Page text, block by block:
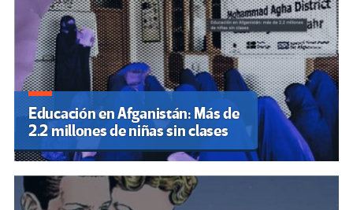
Educación en Afganistán: Más de
2.2 millones de niñas sin clases